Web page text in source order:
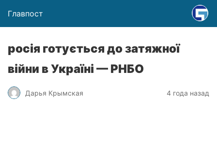
Главпост
росія готується до затяжної
війни в Україні — РНБО
Дарья Крымская 4 года назад